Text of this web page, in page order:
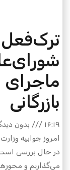
ماجرای
بازرگانی
۱۶:۱۹
بدون
امروز جوابیه
در حال بررسی است
می‌گذاریم و